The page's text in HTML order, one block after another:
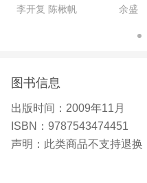
陪伴、机器人
李开复 陈楸帆
球竞争
余盛
图书信息
出版时间： 2009年11月
ISBN： 9787543474451
声明： 此类商品不支持退换